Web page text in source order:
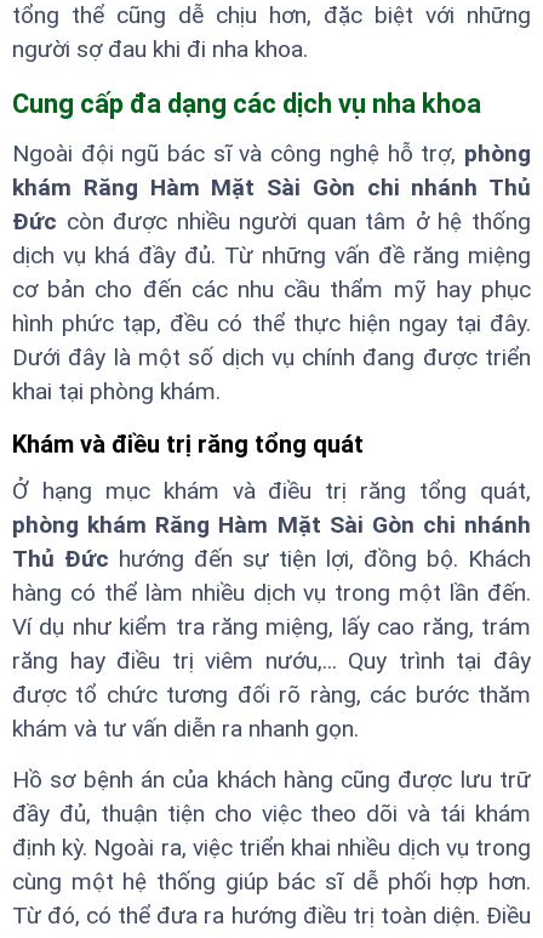
tổng thể cũng dễ chịu hơn, đặc biệt với những
người sợ đau khi đi nha khoa.
Cung cấp đa dạng các dịch vụ nha khoa
Ngoài đội ngũ bác sĩ và công nghệ hỗ trợ, phòng
khám Răng Hàm Mặt Sài Gòn chi nhánh Thủ
Đức còn được nhiều người quan tâm ở hệ thống
dịch vụ khá đầy đủ. Từ những vấn đề răng miệng
cơ bản cho đến các nhu cầu thẩm mỹ hay phục
hình phức tạp, đều có thể thực hiện ngay tại đây.
Dưới đây là một số dịch vụ chính đang được triển
khai tại phòng khám.
Khám và điều trị răng tổng quát
Ở hạng mục khám và điều trị răng tổng quát,
phòng khám Răng Hàm Mặt Sài Gòn chi nhánh
Thủ Đức hướng đến sự tiện lợi, đồng bộ. Khách
hàng có thể làm nhiều dịch vụ trong một lần đến.
Ví dụ như kiểm tra răng miệng, lấy cao răng, trám
răng hay điều trị viêm nướu,... Quy trình tại đây
được tổ chức tương đối rõ ràng, các bước thăm
khám và tư vấn diễn ra nhanh gọn.
Hồ sơ bệnh án của khách hàng cũng được lưu trữ
đầy đủ, thuận tiện cho việc theo dõi và tái khám
định kỳ. Ngoài ra, việc triển khai nhiều dịch vụ trong
cùng một hệ thống giúp bác sĩ dễ phối hợp hơn.
Từ đó, có thể đưa ra hướng điều trị toàn diện. Điều